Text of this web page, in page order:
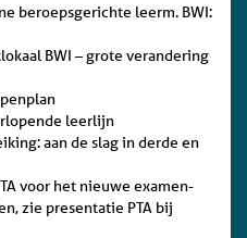
beroepsgerichte leerm. BWI:
BWI – grote verandering
leerlijn
aan de slag in derde en
voor het nieuwe examen-
zie presentatie PTA bij